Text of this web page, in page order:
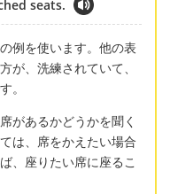
seats.
例を使います。他の表
が、洗練されていて、
。
があるかどうかを聞く
は、席をかえたい場合
、座りたい席に座るこ